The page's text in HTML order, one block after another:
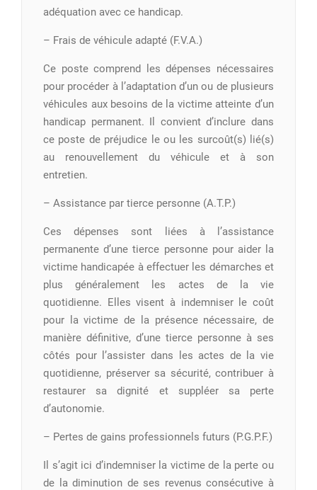
adéquation avec ce handicap.
– Frais de véhicule adapté (F.V.A.)
Ce poste comprend les dépenses nécessaires
pour procéder à l’adaptation d’un ou de plusieurs
véhicules aux besoins de la victime atteinte d’un
handicap permanent. Il convient d’inclure dans
ce poste de préjudice le ou les surcoût(s) lié(s)
au renouvellement du véhicule et à son
entretien.
– Assistance par tierce personne (A.T.P.)
Ces dépenses sont liées à l’assistance
permanente d’une tierce personne pour aider la
victime handicapée à effectuer les démarches et
plus généralement les actes de la vie
quotidienne. Elles visent à indemniser le coût
pour la victime de la présence nécessaire, de
manière définitive, d’une tierce personne à ses
côtés pour l’assister dans les actes de la vie
quotidienne, préserver sa sécurité, contribuer à
restaurer sa dignité et suppléer sa perte
d’autonomie.
– Pertes de gains professionnels futurs (P.G.P.F.)
Il s’agit ici d’indemniser la victime de la perte ou
de la diminution de ses revenus consécutive à